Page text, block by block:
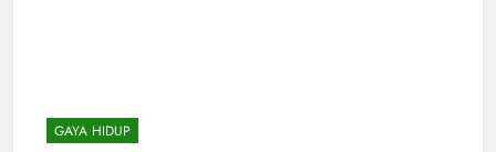
GAYA HIDUP